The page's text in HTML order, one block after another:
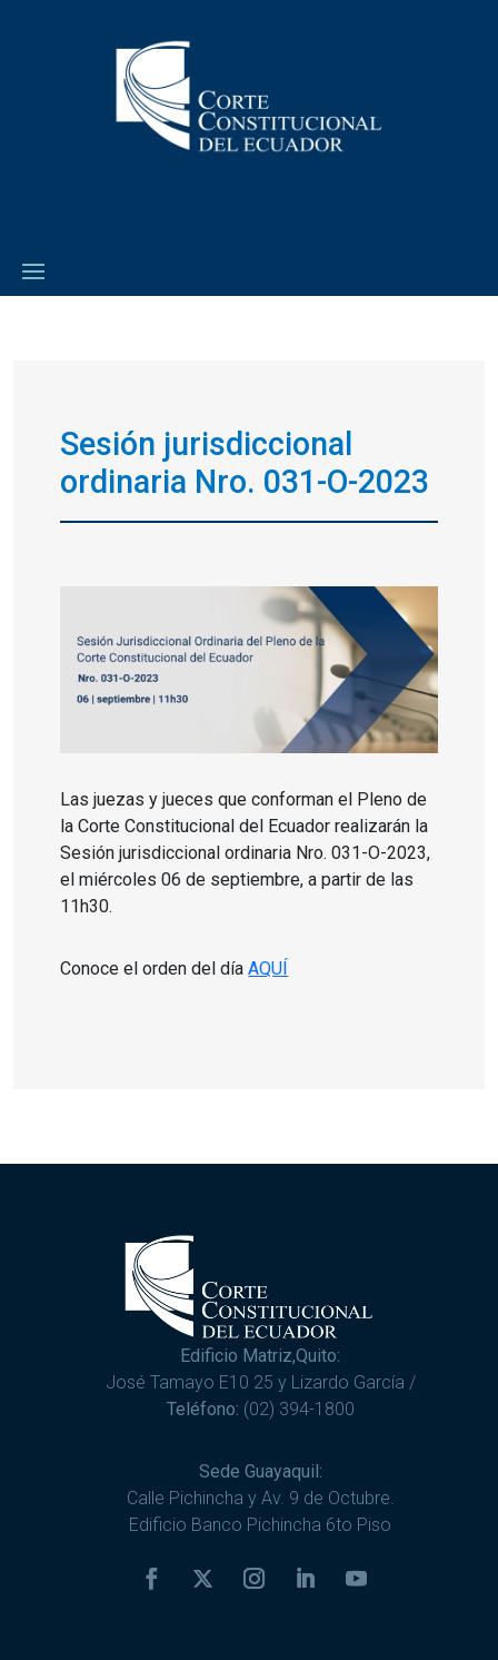
Sesión jurisdiccional
ordinaria Nro. 031-O-2023
Las juezas y jueces que conforman el Pleno de
la Corte Constitucional del Ecuador realizarán la
Sesión jurisdiccional ordinaria Nro. 031-O-2023,
el miércoles 06 de septiembre, a partir de las
11h30.
Conoce el orden del día AQUÍ
Edificio Matriz,Quito:
José Tamayo E10 25 y Lizardo García /
Teléfono: (02) 394-1800
Sede Guayaquil:
Calle Pichincha y Av. 9 de Octubre.
Edificio Banco Pichincha 6to Piso